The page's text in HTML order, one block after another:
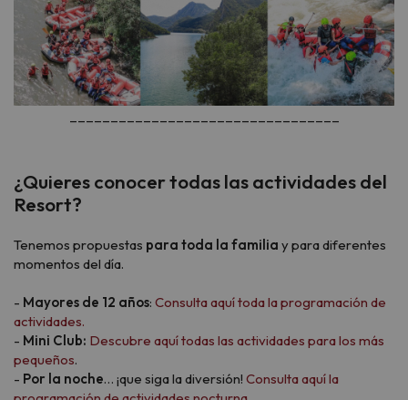
¿Quieres conocer todas las actividades del
Resort?
Tenemos propuestas para toda la familia y para diferentes
momentos del día.
- Mayores de 12 años: Consulta aquí toda la programación de
actividades.
- Mini Club: Descubre aquí todas las actividades para los más
pequeños.
- Por la noche… ¡que siga la diversión! Consulta aquí la